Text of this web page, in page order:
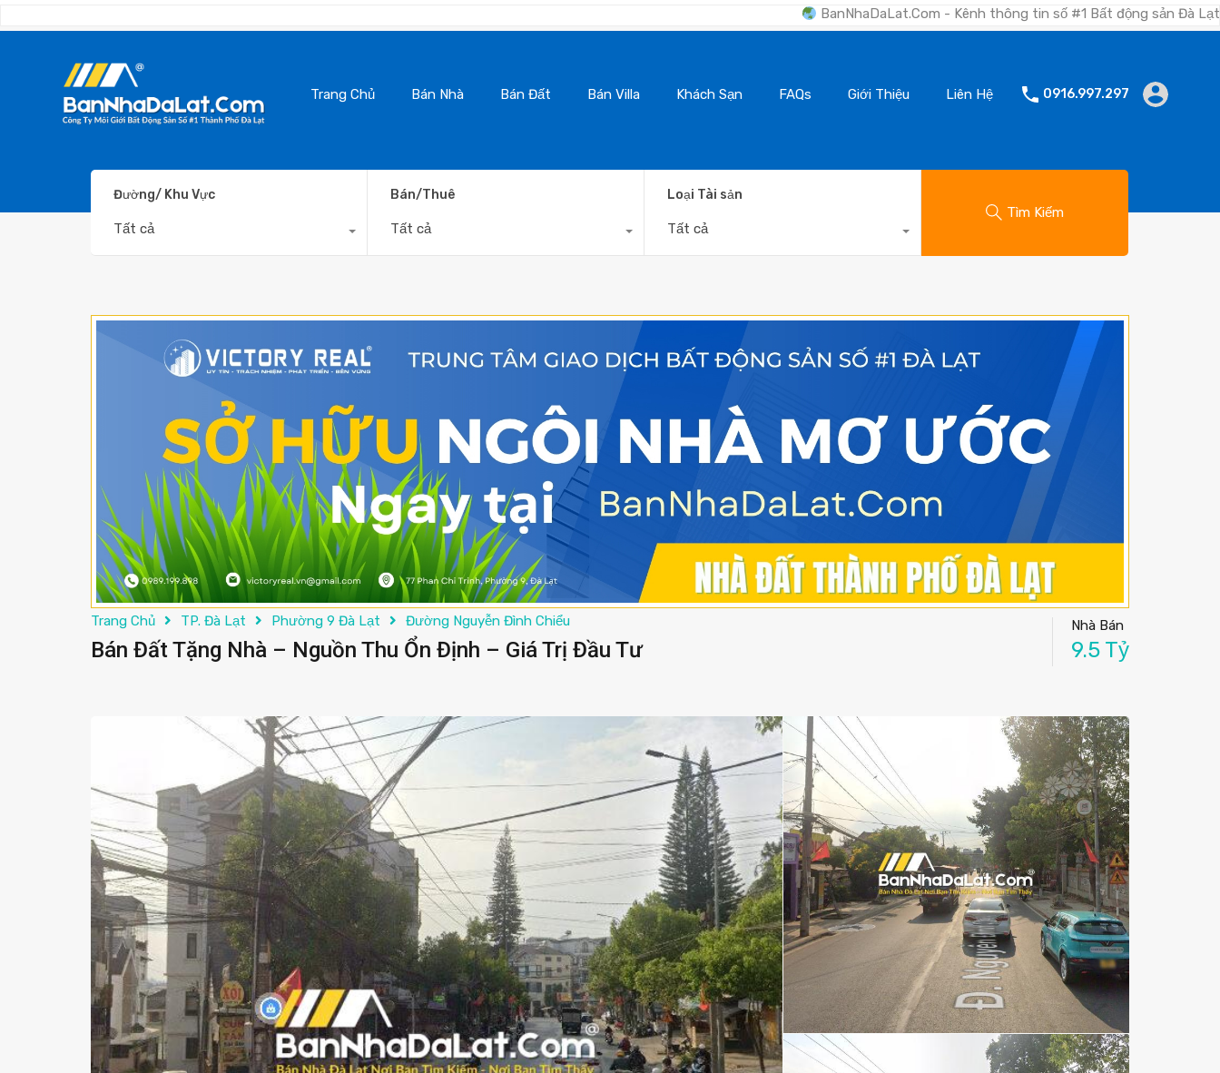
BanNhaDaLat.Com - Kênh thông tin số #1 Bất động sản Đà Lạt "Nơi bạn tìm
Trang Chủ Bán Nhà Bán Đất Bán Villa Khách Sạn FAQs Giới Thiệu Liên Hệ 0916.997.297
Đường/ Khu Vực
Tất cả
Bán/Thuê
Tất cả
Loại Tài sản
Tất cả
Tìm Kiếm
Trang Chủ TP. Đà Lạt Phường 9 Đà Lạt Đường Nguyễn Đình Chiểu
Bán Đất Tặng Nhà – Nguồn Thu Ổn Định – Giá Trị Đầu Tư
Nhà Bán
9.5 Tỷ